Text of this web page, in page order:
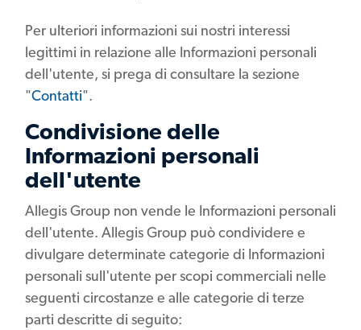
Per ulteriori informazioni sui nostri interessi
legittimi in relazione alle Informazioni personali
dell'utente, si prega di consultare la sezione
"Contatti".
Condivisione delle
Informazioni personali
dell'utente
Allegis Group non vende le Informazioni personali
dell'utente. Allegis Group può condividere e
divulgare determinate categorie di Informazioni
personali sull'utente per scopi commerciali nelle
seguenti circostanze e alle categorie di terze
parti descritte di seguito: